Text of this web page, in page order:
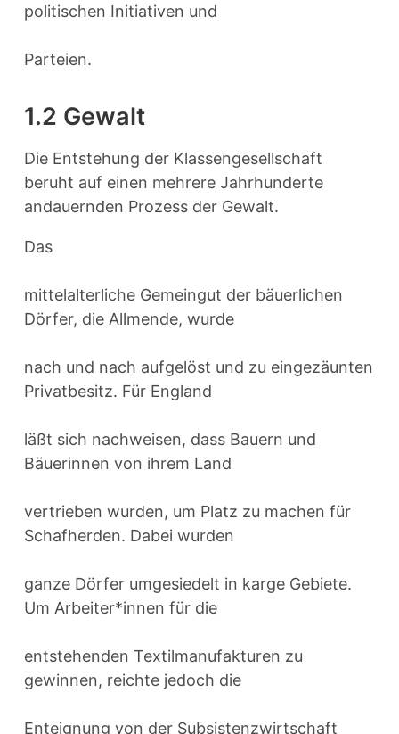
politischen Initiativen und
Parteien.
1.2 Gewalt
Die Entstehung der Klassengesellschaft
beruht auf einen mehrere Jahrhunderte
andauernden Prozess der Gewalt.
Das
mittelalterliche Gemeingut der bäuerlichen
Dörfer, die Allmende, wurde
nach und nach aufgelöst und zu eingezäunten
Privatbesitz. Für England
läßt sich nachweisen, dass Bauern und
Bäuerinnen von ihrem Land
vertrieben wurden, um Platz zu machen für
Schafherden. Dabei wurden
ganze Dörfer umgesiedelt in karge Gebiete.
Um Arbeiter*innen für die
entstehenden Textilmanufakturen zu
gewinnen, reichte jedoch die
Enteignung von der Subsistenzwirtschaft